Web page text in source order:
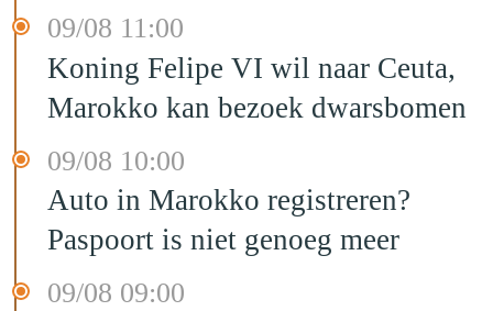
09/08 11:00
Koning Felipe VI wil naar Ceuta,
Marokko kan bezoek dwarsbomen
09/08 10:00
Auto in Marokko registreren?
Paspoort is niet genoeg meer
09/08 09:00